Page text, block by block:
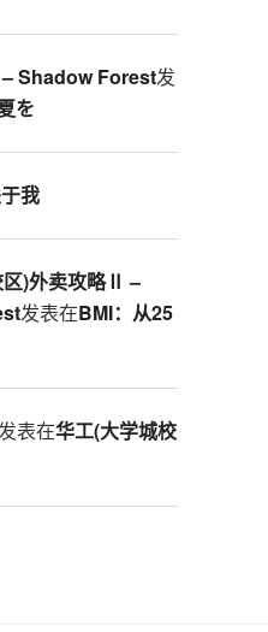
Shadow Forest发
を
我
)外卖攻略Ⅱ –
发表在BMI：从25
表在华工(大学城校